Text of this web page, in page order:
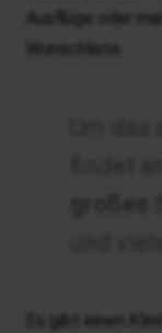
Ausflüge oder
Es gibt einen